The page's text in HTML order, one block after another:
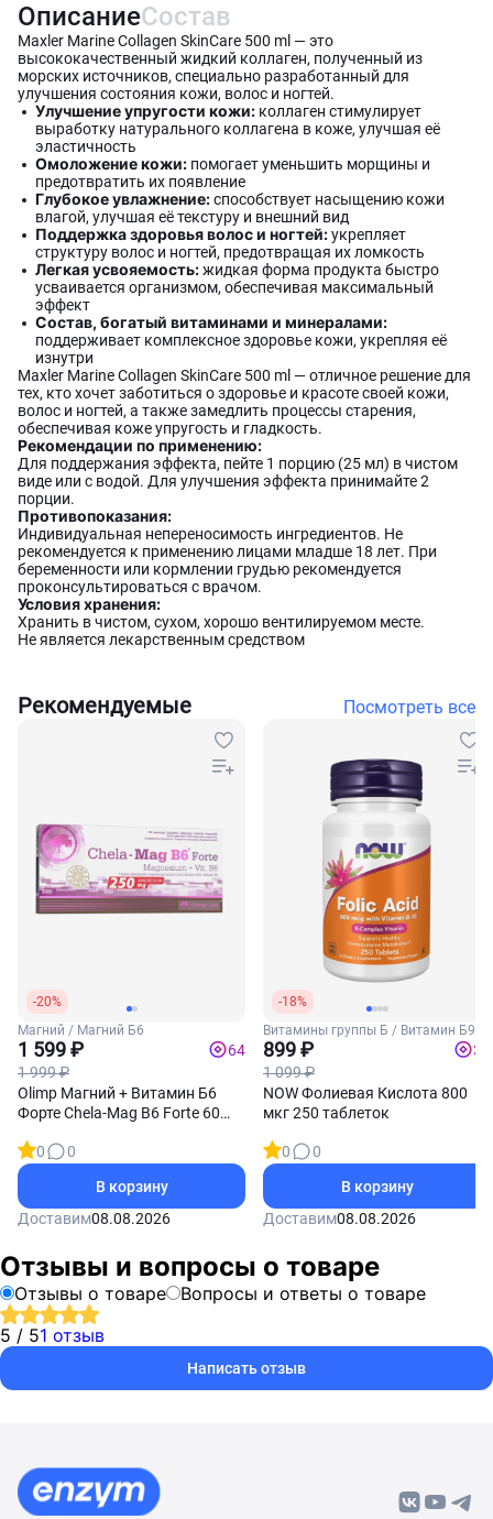
ОписаниеСостав
Maxler Marine Collagen SkinCare 500 ml — это
высококачественный жидкий коллаген, полученный из
морских источников, специально разработанный для
улучшения состояния кожи, волос и ногтей.
Улучшение упругости кожи: коллаген стимулирует
выработку натурального коллагена в коже, улучшая её
эластичность
Омоложение кожи: помогает уменьшить морщины и
предотвратить их появление
Глубокое увлажнение:способствует насыщению кожи
влагой, улучшая её текстуру и внешний вид
Поддержка здоровья волос и ногтей:укрепляет
структуру волос и ногтей, предотвращая их ломкость
Легкая усвояемость:жидкая форма продукта быстро
усваивается организмом, обеспечивая максимальный
эффект
Состав, богатый витаминами и минералами:
поддерживает комплексное здоровье кожи, укрепляя её
изнутри
Maxler Marine Collagen SkinCare 500 ml — отличное решение для
тех, кто хочет заботиться о здоровье и красоте своей кожи,
волос и ногтей, а также замедлить процессы старения,
обеспечивая коже упругость и гладкость.
Рекомендации по применению:
Для поддержания эффекта, пейте 1 порцию (25 мл) в чистом
виде или с водой. Для улучшения эффекта принимайте 2
порции.
Противопоказания:
Индивидуальная непереносимость ингредиентов. Не
рекомендуется к применению лицами младше 18 лет. При
беременности или кормлении грудью рекомендуется
проконсультироваться с врачом.
Условия хранения:
Хранить в чистом, сухом, хорошо вентилируемом месте.
Не является лекарственным средством
Рекомендуемые Посмотреть все
-20%
Магний / Магний Б6
1 599 ₽
1 999 ₽
64
Olimp Магний + Витамин Б6
Форте Chela-Mag B6 Forte 60
0
0
В корзину
Доставим08.08.2026
-18%
Витамины группы Б / Витамин Б9
(Фолиевая кислота)
899 ₽
1 099 ₽
36
NOW Фолиевая Кислота 800
мкг 250 таблеток
0
0
В корзину
Доставим08.08.2026
Отзывы и вопросы о товаре
Отзывы о товаре
Вопросы и ответы о товаре
5 / 51 отзыв
Написать отзыв